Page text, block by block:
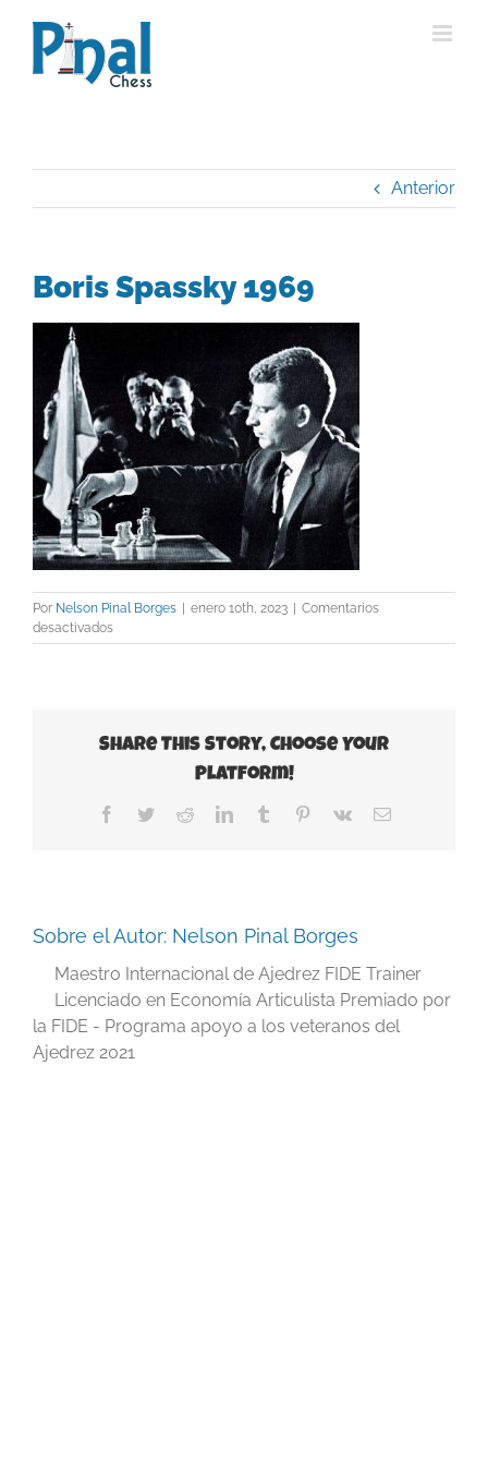
contenido
Anterior
Boris Spassky 1969
Por Nelson Pinal Borges | enero 10th, 2023 | Comentarios
desactivadosen
Boris
Share This Story, Choose Your
Platform!
Facebook
TwitterRedditLinkedInTumblr Pinterest
Vk
Correo
Sobre el Autor: Nelson Pinal Borges
Maestro Internacional de Ajedrez FIDE Trainer
Licenciado en Economía Articulista Premiado por
la FIDE - Programa apoyo a los veteranos del
Ajedrez 2021